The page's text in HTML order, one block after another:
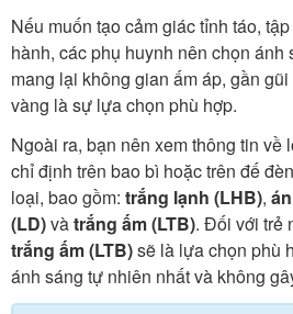
Nếu muốn tạo cảm giác tỉnh táo,
hành, các phụ huynh nên chọn ánh
mang lại không gian ấm áp, gần
vàng là sự lựa chọn phù hợp.
Ngoài ra, bạn nên xem thông tin về
chỉ định trên bao bì hoặc trên đế
loại, bao gồm: trắng lạnh (LHB),
(LD)vàtrắng ấm (LTB). Đối với trẻ
trắng ấm (LTB)sẽ là lựa chọn phù
ánh sáng tự nhiên nhất và không